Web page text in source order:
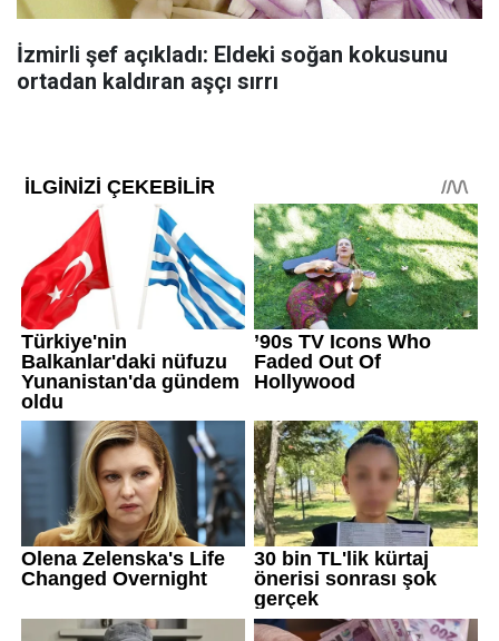
İzmirli şef açıkladı: Eldeki soğan kokusunu
ortadan kaldıran aşçı sırrı